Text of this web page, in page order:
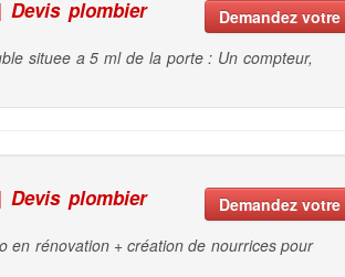
Devis plombier
Demandez
situee a 5 ml de la porte : Un compteur,
Devis plombier
Demandez
en rénovation + création de nourrices pour